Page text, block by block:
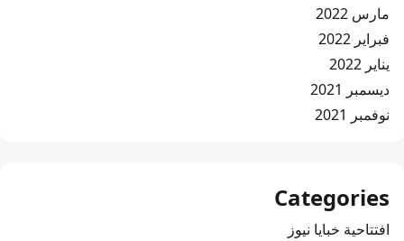
مارس 2022
فبراير 2022
يناير 2022
ديسمبر 2021
نوفمبر 2021
Categories
افتتاحية خبايا نيوز